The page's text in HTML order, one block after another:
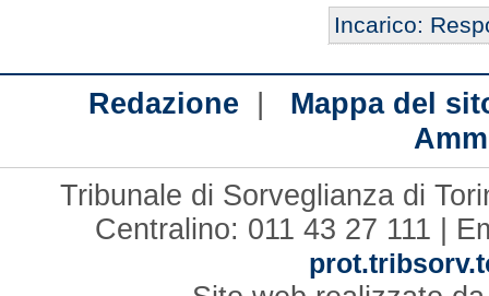
Incarico:
Redazione | Mappa del
Tribunale di Sorveglianza di
Centralino: 011 43 27 111 |